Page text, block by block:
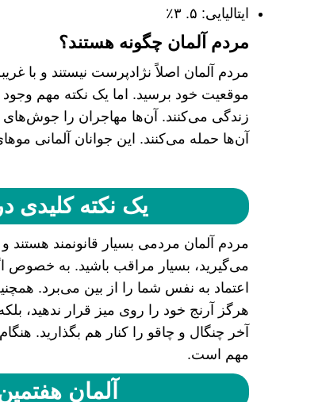
ایتالیایی: ۵. ۳٪
مردم آلمان چگونه هستند؟
مردم آلمان اصلاً نژادپرست نیستند و با
موقعیت خود برسید. اما یک نکته مهم
آن‌ها حمله می‌کنند. این جوانان آلمانی
یک نکته کلیدی
مردم آلمان مردمی بسیار قانونمند
می‌گیرید، بسیار مراقب باشید. به خصوص
اعتماد به نفس شما را از بین می‌برد.
هرگز آرنج خود را روی میز قرار ندهید،
آخر چنگال و چاقو را کنار هم بگذارید.
مهم است.
آلمان